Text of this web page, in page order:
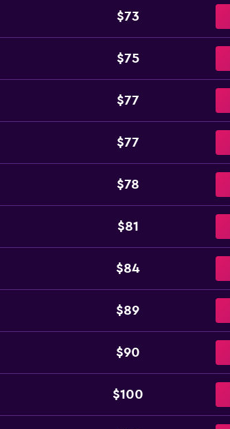
$73
$75
$77
$77
$78
$81
$84
$89
$90
$100